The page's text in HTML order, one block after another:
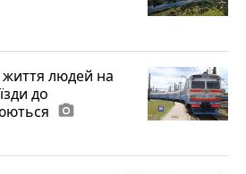
життя людей на
до
photo_camera